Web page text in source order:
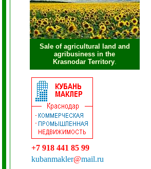
Sale of agricultural land and
agribusiness in the
Krasnodar Territory.
+7 918 441 85 99
kubanmakler@mail.ru